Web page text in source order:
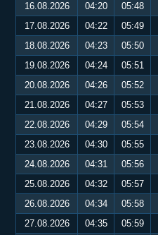
16.08.2026
04:20 05:48
17.08.2026
04:22 05:49
18.08.2026
04:23 05:50
19.08.2026
04:24 05:51
20.08.2026
04:26 05:52
21.08.2026
04:27 05:53
22.08.2026
04:29 05:54
23.08.2026
04:30 05:55
24.08.2026
04:31 05:56
25.08.2026
04:32 05:57
26.08.2026
04:34 05:58
27.08.2026
04:35 05:59